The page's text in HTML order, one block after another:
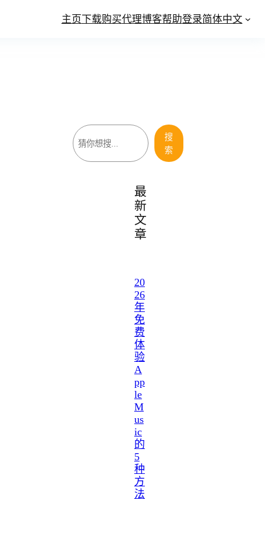
主页下载购买代理博客帮助登录简体中文
搜
索
搜
索
最
新
文
章
20
26
年
免
费
体
验
A
pp
le
M
us
ic
的
5
种
方
法